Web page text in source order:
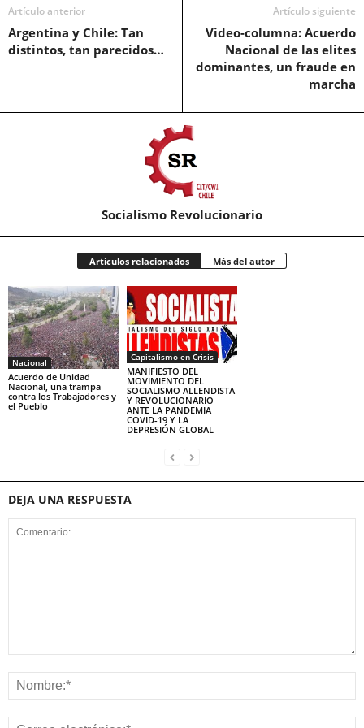
Artículo anterior
Argentina y Chile: Tan
distintos, tan parecidos…
Artículo siguiente
Video-columna: Acuerdo
Nacional de las elites
dominantes, un fraude en
marcha
Socialismo Revolucionario
Artículos relacionados Más del autor
Nacional
Acuerdo de Unidad
Nacional, una trampa
contra los Trabajadores y
el Pueblo
Capitalismo en Crisis
MANIFIESTO DEL
MOVIMIENTO DEL
SOCIALISMO ALLENDISTA
Y REVOLUCIONARIO
ANTE LA PANDEMIA
COVID-19 Y LA
DEPRESIÓN GLOBAL
DEJA UNA RESPUESTA